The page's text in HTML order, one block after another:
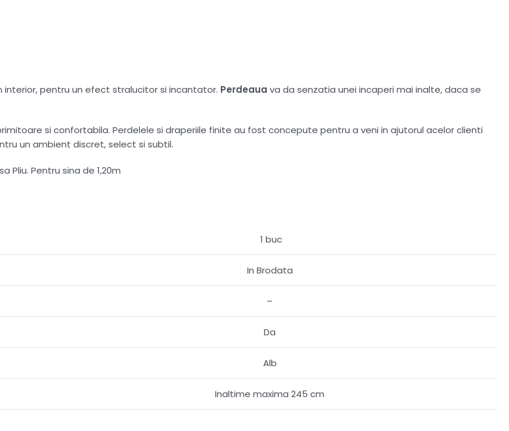
pentru un efect stralucitor si incantator. Perdeaua va da senzatia unei incaperi mai inalte, daca se
si confortabila. Perdelele si draperiile finite au fost concepute pentru a veni in ajutorul acelor clienti
un ambient discret, select si subtil.
Pliu. Pentru sina de 1,20m
1 buc
In Brodata
–
Da
Alb
Inaltime maxima 245 cm